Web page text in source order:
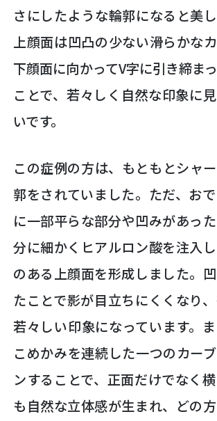
さにしたような輪郭になると美し
上顔面は凹凸の少ない滑らかなカ
下顔面に向かってV字に引き締ま
ことで、若々しく自然な印象に
いです。
この症例の方は、もともとシャ
郭をされていました。ただ、お
に一部平らな部分や凹みがあっ
分に細かくヒアルロン酸を注入
のある上顔面を形成しました。
たことで影が目立ちにくくなり
若々しい印象になっています。
こめかみを連続した一つのカー
ンすることで、正面だけでなく
も自然な立体感が生まれ、どの